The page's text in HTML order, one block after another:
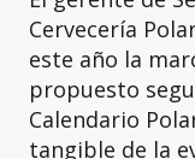
Cervecería
este año la
propuesto
Calendario
tangible de la